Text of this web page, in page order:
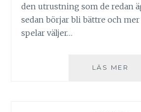
den utrustning som de redan
sedan börjar bli bättre och mer
spelar väljer…
LÄS MER